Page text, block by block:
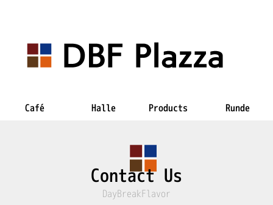
Café Halle Products Runde
Contact Us
DayBreakFlavor